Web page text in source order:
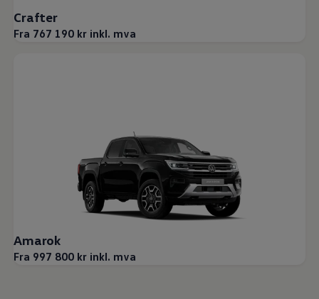
Crafter
Fra 767 190 kr inkl. mva
Amarok
Fra 997 800 kr inkl. mva